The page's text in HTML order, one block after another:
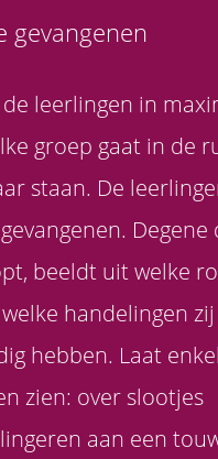
gevangenen
de leerlingen in
groep gaat in de
staan. De
Degene
beeldt uit welke
handelingen zij
hebben. Laat
zien: over slootjes
aan een